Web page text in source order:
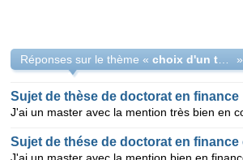
Réponses sur le thème « »
Sujet de thèse de doctorat en finance